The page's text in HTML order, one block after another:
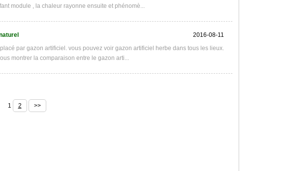
module , la chaleur rayonne ensuite et phénomè...
2016-08-11
par gazon artificiel. vous pouvez voir gazon artificiel herbe dans tous les lieux.
montrer la comparaison entre le gazon arti...
1 2 >>